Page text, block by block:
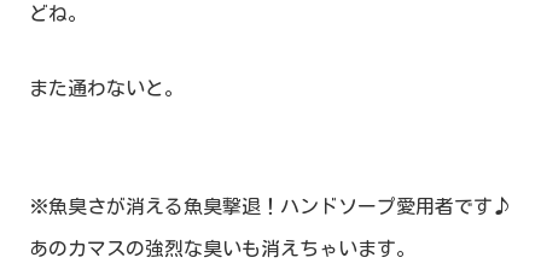
どね。
また通わないと。
※魚臭さが消える魚臭撃退！ハンドソープ愛用者です♪
あのカマスの強烈な臭いも消えちゃいます。